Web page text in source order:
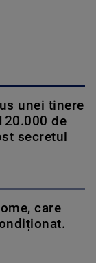
unei tinere
de
secretul
care